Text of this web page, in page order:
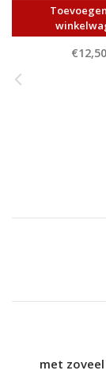
€12,50
met